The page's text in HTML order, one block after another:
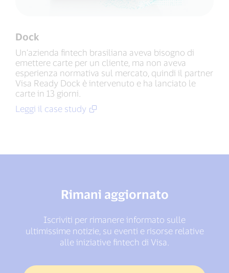
Dock
Un’azienda fintech brasiliana aveva bisogno di
emettere carte per un cliente, ma non aveva
esperienza normativa sul mercato, quindi il partner
Visa Ready Dock è intervenuto e ha lanciato le
carte in 13 giorni.
Leggi il case study
Rimani aggiornato
Iscriviti per rimanere informato sulle
ultimissime notizie, su eventi e risorse relative
alle iniziative fintech di Visa.